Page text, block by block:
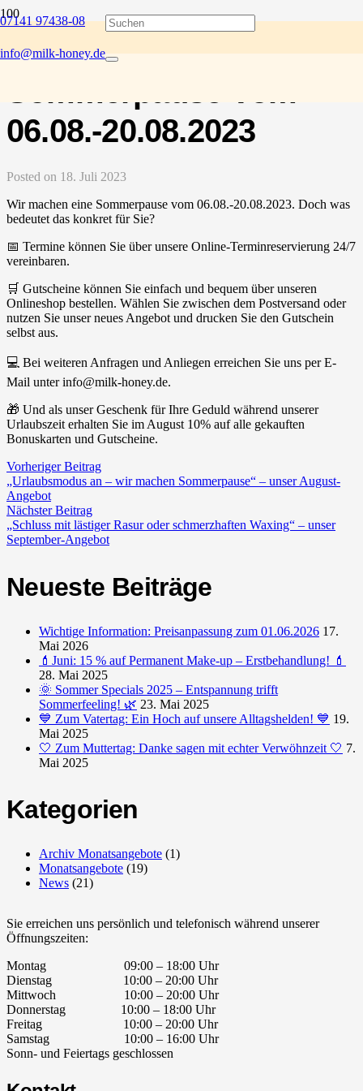
07141 97438-08
info@milk-honey.de
Urlaubsmodus An –
06.08.-20.08.2023
Posted on 18. Juli 2023
Wir machen eine Sommerpause vom 06.08.-20.08.2023. Doch was
bedeutet das konkret für Sie?
📅 Termine können Sie über unsere Online-Terminreservierung 24/7
vereinbaren.
🛒 Gutscheine können Sie einfach und bequem über unseren
Onlineshop bestellen. Wählen Sie zwischen dem Postversand oder
nutzen Sie unser neues Angebot und drucken Sie den Gutschein
selbst aus.
💻 Bei weiteren Anfragen und Anliegen erreichen Sie uns per E-
Mail unter info@milk-honey.de.
🎁 Und als unser Geschenk für Ihre Geduld während unserer
Urlaubszeit erhalten Sie im August 10% auf alle gekauften
Bonuskarten und Gutscheine.
Vorheriger Beitrag
„Urlaubsmodus an – wir machen Sommerpause“ – unser August-
Angebot
Nächster Beitrag
„Schluss mit lästiger Rasur oder schmerzhaften Waxing“ – unser
September-Angebot
Neueste Beiträge
Wichtige Information: Preisanpassung zum 01.06.2026 17.
Mai 2026
💄Juni: 15 % auf Permanent Make-up – Erstbehandlung! 💄
28. Mai 2025
🌞 Sommer Specials 2025 – Entspannung trifft
Sommerfeeling! 🌿 23. Mai 2025
💙 Zum Vatertag: Ein Hoch auf unsere Alltagshelden! 💙 19.
Mai 2025
🤍 Zum Muttertag: Danke sagen mit echter Verwöhnzeit 🤍 7.
Mai 2025
Kategorien
Archiv Monatsangebote (1)
Monatsangebote (19)
News (21)
Sie erreichen uns persönlich und telefonisch während unserer
Öffnungszeiten:
Montag 09:00 – 18:00 Uhr
Dienstag 10:00 – 20:00 Uhr
Mittwoch 10:00 – 20:00 Uhr
Donnerstag 10:00 – 18:00 Uhr
Freitag 10:00 – 20:00 Uhr
Samstag 10:00 – 16:00 Uhr
Sonn- und Feiertags geschlossen